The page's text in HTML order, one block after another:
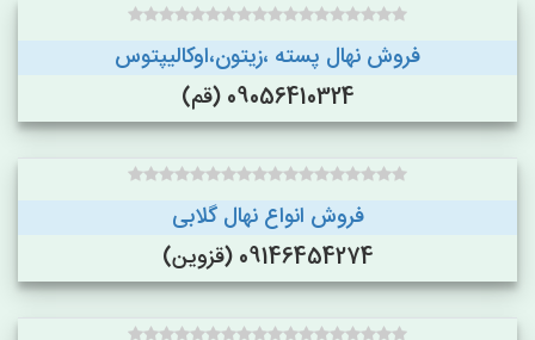
فروش نهال پسته ،زیتون،اوکالیپتوس
09056410324 (قم)
فروش انواع نهال گلابی
09146454274 (قزوین)